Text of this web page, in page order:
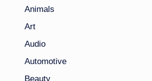
Animals
Art
Audio
Automotive
Beauty